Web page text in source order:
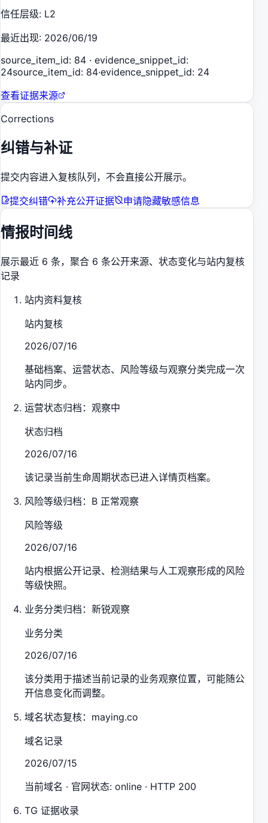
信任层级: L2
最近出现: 2026/06/19
source_item_id: 84 · evidence_snippet_id:
24source_item_id: 84·evidence_snippet_id: 24
查看证据来源
Corrections
纠错与补证
提交内容进入复核队列，不会直接公开展示。
提交纠错
补充公开证据 申请隐藏敏感信息
情报时间线
展示最近 6 条，聚合 6 条公开来源、状态变化与站内复核
记录
站内资料复核
站内复核
2026/07/16
基础档案、运营状态、风险等级与观察分类完成一次
站内同步。
运营状态归档：观察中
状态归档
2026/07/16
该记录当前生命周期状态已进入详情页档案。
风险等级归档：B 正常观察
风险等级
2026/07/16
站内根据公开记录、检测结果与人工观察形成的风险
等级快照。
业务分类归档：新锐观察
业务分类
2026/07/16
该分类用于描述当前记录的业务观察位置，可能随公
开信息变化而调整。
域名状态复核：maying.co
域名记录
2026/07/15
当前域名 · 官网状态: online · HTTP 200
TG 证据收录